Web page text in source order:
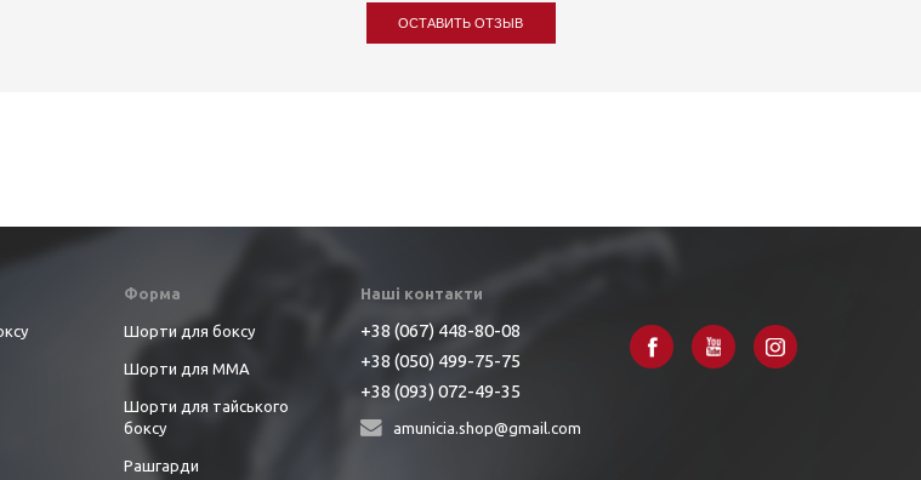
ОСТАВИТЬ ОТЗЫВ
Форма
Шорти для боксу
Шорти для ММА
Шорти для тайського
боксу
Рашгарди
Наші контакти
+38 (067) 448-80-08
+38 (050) 499-75-75
+38 (093) 072-49-35
amunicia.shop@gmail.com